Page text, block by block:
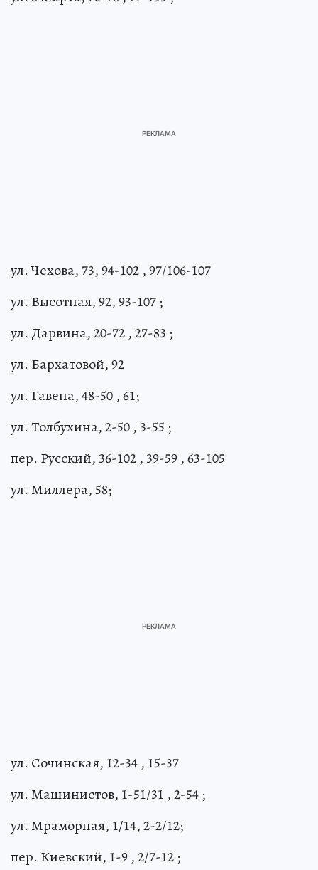
ул. Чехова, 73, 94-102 , 97/106-107
ул. Высотная, 92, 93-107 ;
ул. Дарвина, 20-72 , 27-83 ;
ул. Бархатовой, 92
ул. Гавена, 48-50 , 61;
ул. Толбухина, 2-50 , 3-55 ;
пер. Русский, 36-102 , 39-59 , 63-105
ул. Миллера, 58;
ул. Сочинская, 12-34 , 15-37
ул. Машинистов, 1-51/31 , 2-54 ;
ул. Мраморная, 1/14, 2-2/12;
пер. Киевский, 1-9 , 2/7-12 ;